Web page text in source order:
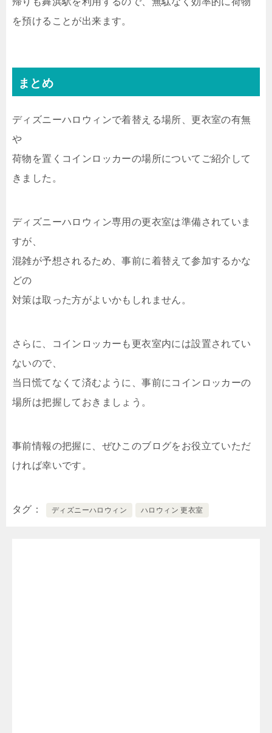
を預けることが出来ます。
まとめ
ディズニーハロウィンで着替える場所、更衣室の有無
や
荷物を置くコインロッカーの場所についてご紹介して
きました。
ディズニーハロウィン専用の更衣室は準備されていま
すが、
混雑が予想されるため、事前に着替えて参加するかな
どの
対策は取った方がよいかもしれません。
さらに、コインロッカーも更衣室内には設置されてい
ないので、
当日慌てなくて済むように、事前にコインロッカーの
場所は把握しておきましょう。
事前情報の把握に、ぜひこのブログをお役立ていただ
ければ幸いです。
タグ ディズニーハロウィン ハロウィン 更衣室